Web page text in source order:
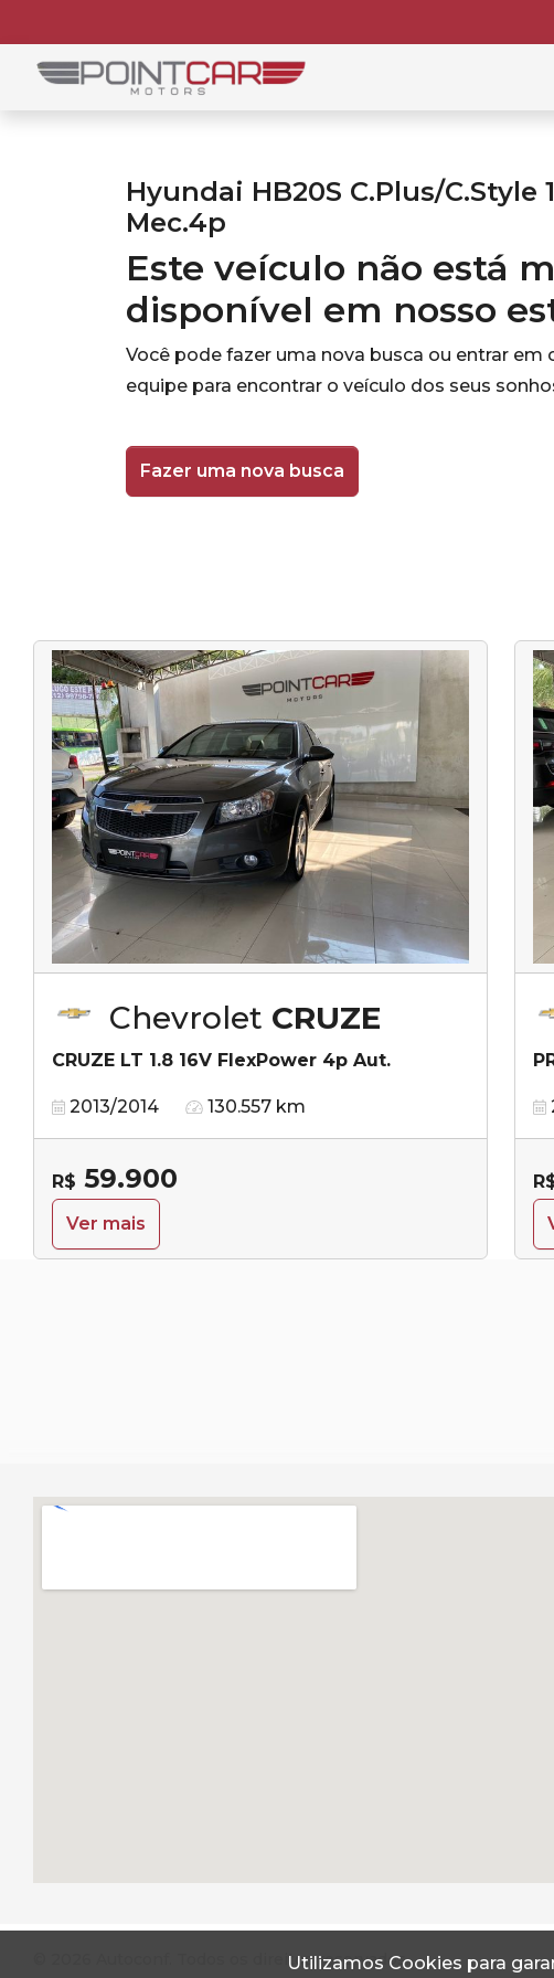
Utilizamos Cookies para
Hyundai HB20S C.Plus/C.Style
Mec.4p
Este veículo não está
disponível em nosso
Você pode fazer uma nova busca ou entrar
equipe para encontrar o veículo dos seus
Fazer uma nova busca
Chevrolet CRUZE
CRUZE LT 1.8 16V FlexPower 4p Aut.
2013/2014 130.557 km
R$ 59.900
Ver mais
© 2026 Autoconf. Todos os direitos reservados.